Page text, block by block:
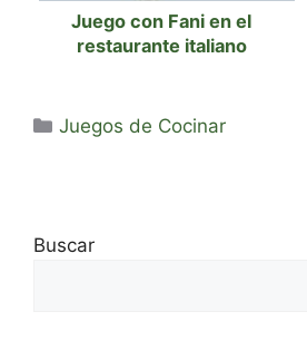
Juego con Fani en el
restaurante italiano
Categorías
Juegos de Cocinar
Buscar